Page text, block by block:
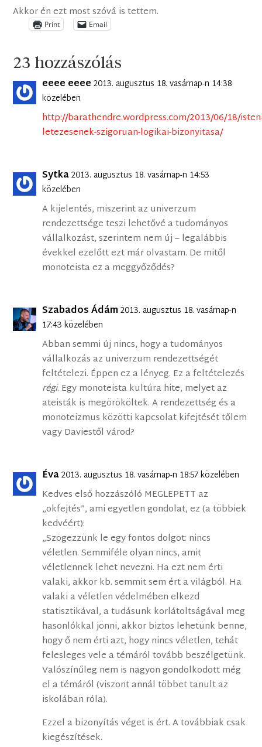
Akkor én ezt most szóvá is tettem.
Print Email
23 hozzászólás
eeee eeee 2013. augusztus 18. vasárnap-n 14:38
közelében
http://barathendre.wordpress.com/2013/06/18/
letezesenek-szigoruan-logikai-bizonyitasa/
Sytka2013. augusztus 18. vasárnap-n 14:53
közelében
A kijelentés, miszerint az univerzum
rendezettsége teszi lehetővé a tudományos
vállalkozást, szerintem nem új – legalábbis
évekkel ezelőtt ezt már olvastam. De mitől
monoteista ez a meggyőződés?
Szabados Ádám2013. augusztus 18. vasárnap-n
17:43 közelében
Abban semmi új nincs, hogy a tudományos
vállalkozás az univerzum rendezettségét
feltételezi. Éppen ez a lényeg. Ez a feltételezés
régi. Egy monoteista kultúra hite, melyet az
ateisták is megörököltek. A rendezettség és a
monoteizmus közötti kapcsolat kifejtését tőlem
vagy Daviestől várod?
Éva2013. augusztus 18. vasárnap-n 18:57 közelében
Kedves első hozzászóló MEGLEPETT az
„okfejtés”, ami egyetlen gondolat, ez (a többiek
kedvéért):
„Szögezzünk le egy fontos dolgot: nincs
véletlen. Semmiféle olyan nincs, amit
véletlennek lehet nevezni. Ha ezt nem érti
valaki, akkor kb. semmit sem ért a világból. Ha
valaki a véletlen védelmében elkezd
statisztikával, a tudásunk korlátoltságával meg
hasonlókkal jönni, akkor biztos lehetünk benne,
hogy ő nem érti azt, hogy nincs véletlen, tehát
felesleges vele a témáról tovább beszélgetünk.
Valószínűleg nem is nagyon gondolkodott még
el a témáról (viszont annál többet tanult az
iskolában róla).
Ezzel a bizonyítás véget is ért. A továbbiak csak
kiegészítések.